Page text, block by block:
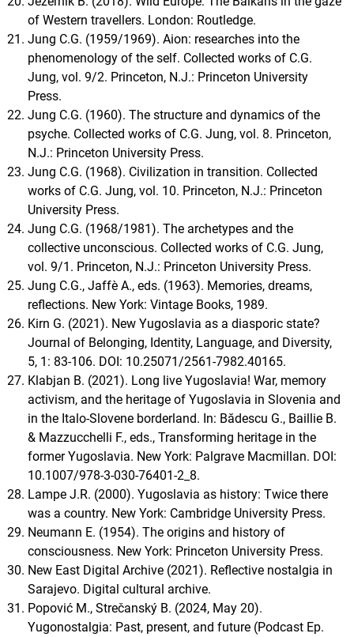
of Western travellers. London: Routledge.
Jung C.G. (1959/1969). Aion: researches into the
phenomenology of the self. Collected works of C.G.
Jung, vol. 9/2. Princeton, N.J.: Princeton University
Press.
Jung C.G. (1960). The structure and dynamics of the
psyche. Collected works of C.G. Jung, vol. 8. Princeton,
N.J.: Princeton University Press.
Jung C.G. (1968). Civilization in transition. Collected
works of C.G. Jung, vol. 10. Princeton, N.J.: Princeton
University Press.
Jung C.G. (1968/1981). The archetypes and the
collective unconscious. Collected works of C.G. Jung,
vol. 9/1. Princeton, N.J.: Princeton University Press.
Jung C.G., Jaffè A., eds. (1963). Memories, dreams,
reflections. New York: Vintage Books, 1989.
Kirn G. (2021). New Yugoslavia as a diasporic state?
Journal of Belonging, Identity, Language, and Diversity,
5, 1: 83-106. DOI: 10.25071/2561-7982.40165.
Klabjan B. (2021). Long live Yugoslavia! War, memory
activism, and the heritage of Yugoslavia in Slovenia and
in the Italo-Slovene borderland. In: Bădescu G., Baillie B.
& Mazzucchelli F., eds., Transforming heritage in the
former Yugoslavia. New York: Palgrave Macmillan. DOI:
10.1007/978-3-030-76401-2_8.
Lampe J.R. (2000). Yugoslavia as history: Twice there
was a country. New York: Cambridge University Press.
Neumann E. (1954). The origins and history of
consciousness. New York: Princeton University Press.
New East Digital Archive (2021). Reflective nostalgia in
Sarajevo. Digital cultural archive.
Popović M., Strečanský B. (2024, May 20).
Yugonostalgia: Past, present, and future (Podcast Ep.